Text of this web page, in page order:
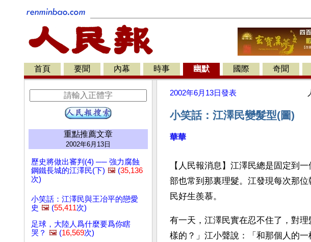
首頁 要聞 內幕 時事 幽默 國際 奇聞
重點推薦文章
2002年6月13日
歷史將做出審判(4) ── 強力腐蝕
鋼鐵長城的江澤民(下) 🖼️ (35,136
次)
小笑話：江澤民與王冶平的戀愛
史 🖼️ (55,411次)
足球，大陸人爲什麼要爲你瞎
哭？ 🖼️ (16,569次)
2002年6月13日發表
小笑話：江澤民變髮型(圖)
華華
【人民報消息】江澤民總是固定到
部也常到那裏理髮。江發現每次那
民好生羨慕。
有一天，江澤民實在忍不住了，對
樣的？」江小聲說：「和那個人的